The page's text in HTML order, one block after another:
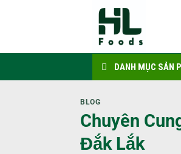
dung
DANH MỤC SẢN
BLOG
Chuyên
Đắk Lắk